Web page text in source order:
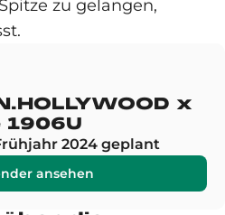
zu gelangen,
x
2024 geplant
ansehen